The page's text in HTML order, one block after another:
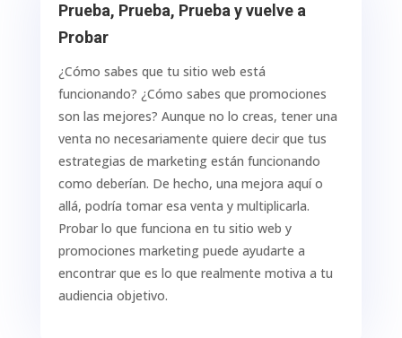
Prueba, Prueba, Prueba y vuelve a
Probar
¿Cómo sabes que tu sitio web está
funcionando? ¿Cómo sabes que promociones
son las mejores? Aunque no lo creas, tener una
venta no necesariamente quiere decir que tus
estrategias de marketing están funcionando
como deberían. De hecho, una mejora aquí o
allá, podría tomar esa venta y multiplicarla.
Probar lo que funciona en tu sitio web y
promociones marketing puede ayudarte a
encontrar que es lo que realmente motiva a tu
audiencia objetivo.